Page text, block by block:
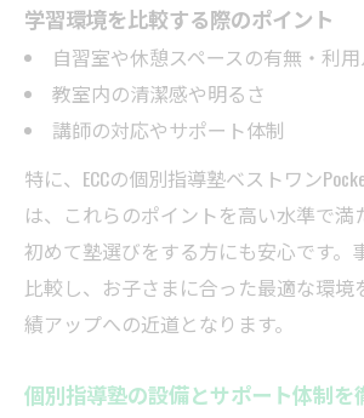
学習環境を比較する際のポイント
自習室や休憩スペースの有無・利
教室内の清潔感や明るさ
講師の対応やサポート体制
特に、ECCの個別指導塾ベストワン
は、これらのポイントを高い水準で満
初めて塾選びをする方にも安心です。
比較し、お子さまに合った最適な環境
績アップへの近道となります。
個別指導塾の設備とサポート体制を